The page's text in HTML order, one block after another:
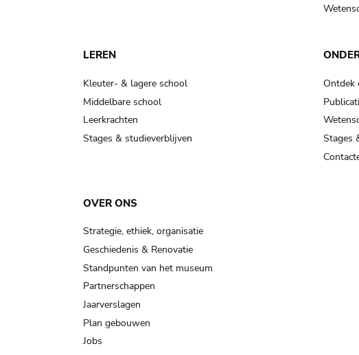
LEREN
Kleuter- & lagere school
Middelbare school
Leerkrachten
Stages & studieverblijven
Ontdek
Stages
OVER ONS
Strategie, ethiek, organisatie
Geschiedenis & Renovatie
Standpunten van het museum
Partnerschappen
Jaarverslagen
Plan gebouwen
Jobs